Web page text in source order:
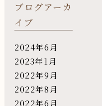
ブログアーカ
イブ
2024年6月
2023年1月
2022年9月
2022年8月
2022年6月